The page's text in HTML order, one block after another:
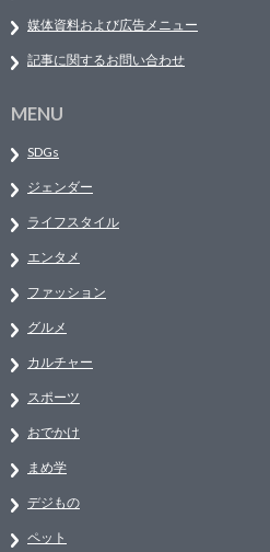
媒体資料および広告メニュー
記事に関するお問い合わせ
MENU
SDGs
ジェンダー
ライフスタイル
エンタメ
ファッション
グルメ
カルチャー
スポーツ
おでかけ
まめ学
デジもの
ペット